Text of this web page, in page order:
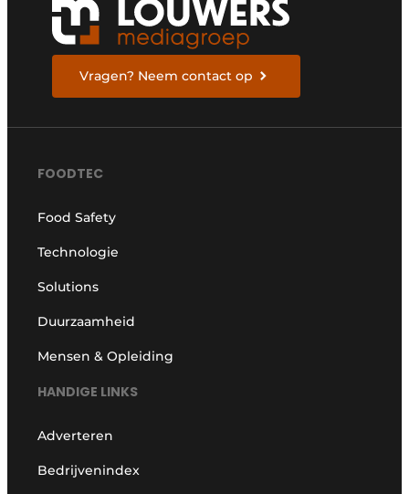
Vragen? Neem contact op
FOODTEC
Food Safety
Technologie
Solutions
Duurzaamheid
Mensen & Opleiding
HANDIGE LINKS
Adverteren
Bedrijvenindex